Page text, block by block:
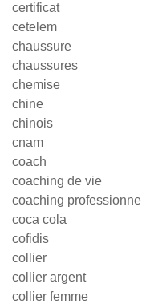
certificat
cetelem
chaussure
chaussures
chemise
chine
chinois
cnam
coach
coaching de vie
coaching professionnel
coca cola
cofidis
collier
collier argent
collier femme